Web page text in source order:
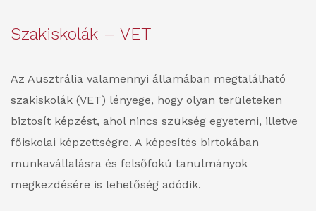
Szakiskolák – VET
Az Ausztrália valamennyi államában megtalálható
szakiskolák (VET) lényege, hogy olyan területeken
biztosít képzést, ahol nincs szükség egyetemi, illetve
főiskolai képzettségre. A képesítés birtokában
munkavállalásra és felsőfokú tanulmányok
megkezdésére is lehetőség adódik.